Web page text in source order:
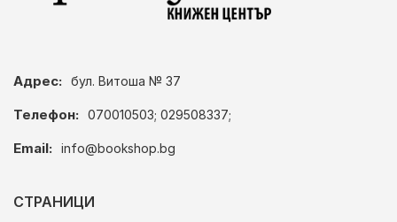
Адрес: бул. Витоша № 37
Телефон: 070010503; 029508337;
Email: info@bookshop.bg
СТРАНИЦИ